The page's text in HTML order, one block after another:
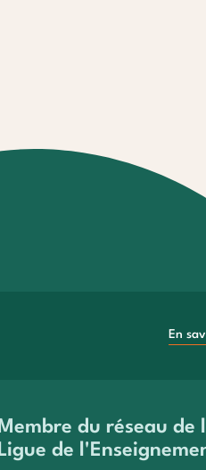
Garantie
En
Membre du réseau de
Ligue de